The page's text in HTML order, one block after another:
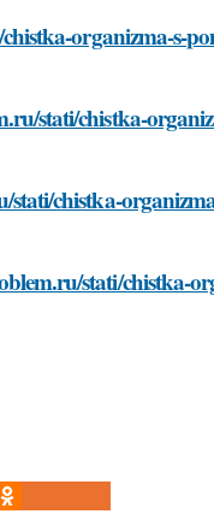
organizma-s-
stati/chistka-
chistka-
stati/chistka-